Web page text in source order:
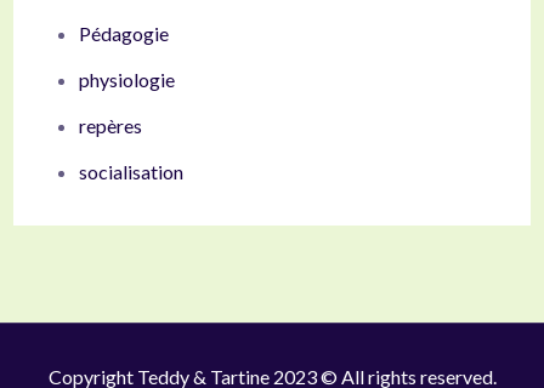
Pédagogie
physiologie
repères
socialisation
Copyright Teddy & Tartine 2023 © All rights reserved.